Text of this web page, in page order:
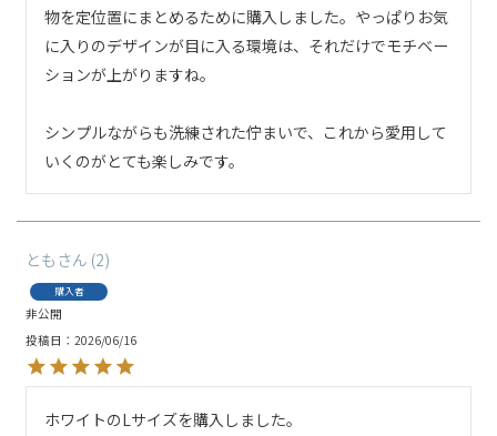
物を定位置にまとめるために購入しました。やっぱりお気
に入りのデザインが目に入る環境は、それだけでモチベー
ションが上がりますね。
シンプルながらも洗練された佇まいで、これから愛用して
いくのがとても楽しみです。
とも 2
購入者
非公開
投稿日
2026/06/16
ホワイトのLサイズを購入しました。